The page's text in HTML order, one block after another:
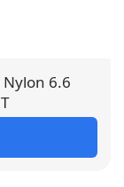
Nylon 6.6